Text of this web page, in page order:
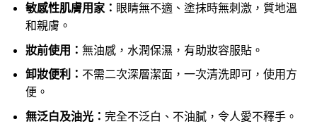
敏感性肌膚用家： 眼睛無不適、塗抹時無刺激，質地溫
和親膚。
妝前使用： 無油感，水潤保濕，有助妝容服貼。
卸妝便利： 不需二次深層潔面，一次清洗即可，使用方
便。
無泛白及油光： 完全不泛白、不油膩，令人愛不釋手。